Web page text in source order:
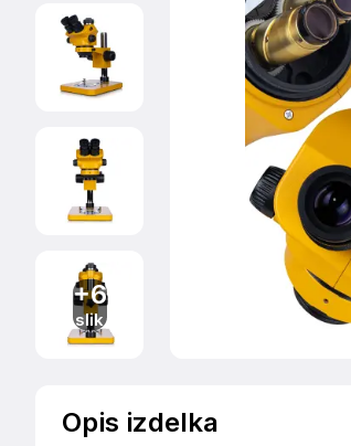
+6
slik
Opis izdelka